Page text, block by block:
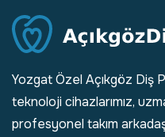
Yozgat Özel Açıkgöz Diş
teknoloji cihazlarımız,
profesyonel takım